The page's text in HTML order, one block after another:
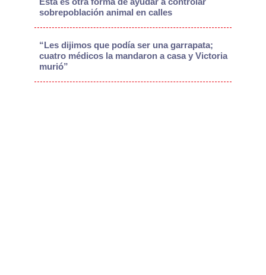
sobrepoblación animal en calles
“Les dijimos que podía ser una garrapata;
cuatro médicos la mandaron a casa y Victoria
murió”